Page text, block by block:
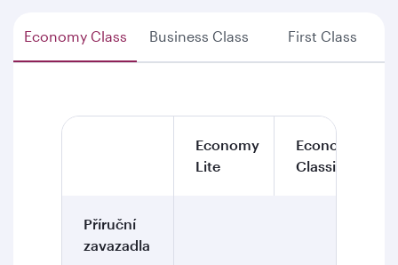
Economy Class Business Class First Class
Economy
Lite
Economy
Classic
Příruční
zavazadla